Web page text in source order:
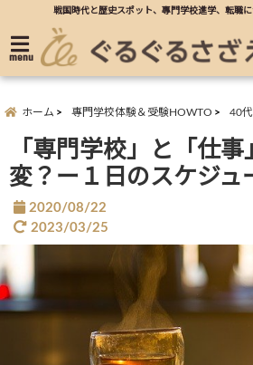
戦国時代と歴史スポット、專門学校進学、転職
menu
ホーム 專門学校体験＆受験HOWTO 40
「専門学校」と「仕
変？ー１日のスケジュ
2020/08/22
2023/03/25